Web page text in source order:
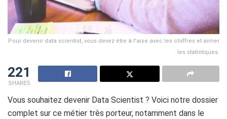
Pour devenir data scientist, vous devez être à l'aise avec les chiffres et aimer
les statistiques.
221
SHARES
Vous souhaitez devenir Data Scientist ? Voici notre dossier
complet sur ce métier très porteur, notamment dans le